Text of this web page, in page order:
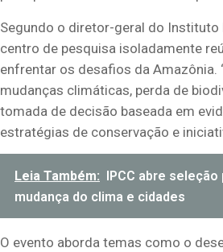
Segundo o diretor-geral do Instituto
centro de pesquisa isoladamente
enfrentar os desafios da
mudanças climáticas, perda de
tomada de decisão baseada em
estratégias de conservação e
Leia Também:
IPCC abre
mudança do clima e cidades
O evento aborda temas como o